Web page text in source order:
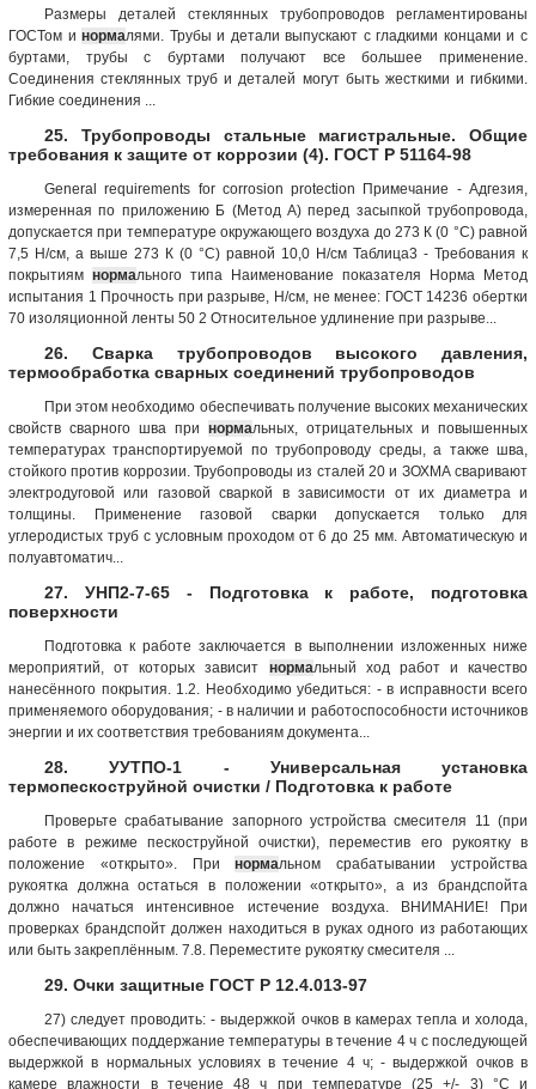
Размеры деталей стеклянных трубопроводов регламентированы
ГОСТом инормалями. Трубы и детали выпускают с гладкими концами и с
буртами, трубы с буртами получают все большее применение.
Соединения стеклянных труб и деталей могут быть жесткими и гибкими.
Гибкие соединения ...
25. Трубопроводы стальные магистральные. Общие
требования к защите от коррозии (4). ГОСТ Р 51164-98
General requirements for corrosion protection Примечание - Адгезия,
измеренная по приложению Б (Метод А) перед засыпкой трубопровода,
допускается при температуре окружающего воздуха до 273 К (0 °С) равной
7,5 Н/см, а выше 273 К (0 °С) равной 10,0 Н/см Таблица3 - Требования к
покрытиям нормального типа Наименование показателя Норма Метод
испытания 1 Прочность при разрыве, Н/см, не менее: ГОСТ 14236 обертки
70 изоляционной ленты 50 2 Относительное удлинение при разрыве...
26. Сварка трубопроводов высокого давления,
термообработка сварных соединений трубопроводов
При этом необходимо обеспечивать получение высоких механических
свойств сварного шва при нормальных, отрицательных и повышенных
температурах транспортируемой по трубопроводу среды, а также шва,
стойкого против коррозии. Трубопроводы из сталей 20 и ЗОХМА сваривают
электродуговой или газовой сваркой в зависимости от их диаметра и
толщины. Применение газовой сварки допускается только для
углеродистых труб с условным проходом от 6 до 25 мм. Автоматическую и
полуавтоматич...
27. УНП2-7-65 - Подготовка к работе, подготовка
поверхности
Подготовка к работе заключается в выполнении изложенных ниже
мероприятий, от которых зависит нормальный ход работ и качество
нанесённого покрытия. 1.2. Необходимо убедиться: - в исправности всего
применяемого оборудования; - в наличии и работоспособности источников
энергии и их соответствия требованиям документа...
28. УУТПО-1 - Универсальная установка
термопескоструйной очистки / Подготовка к работе
Проверьте срабатывание запорного устройства смесителя 11 (при
работе в режиме пескоструйной очистки), переместив его рукоятку в
положение «открыто». Принормальном срабатывании устройства
рукоятка должна остаться в положении «открыто», а из брандспойта
должно начаться интенсивное истечение воздуха. ВНИМАНИЕ! При
проверках брандспойт должен находиться в руках одного из работающих
или быть закреплённым. 7.8. Переместите рукоятку смесителя ...
29. Очки защитные ГОСТ Р 12.4.013-97
27) следует проводить: - выдержкой очков в камерах тепла и холода,
обеспечивающих поддержание температуры в течение 4 ч с последующей
выдержкой в нормальных условиях в течение 4 ч; - выдержкой очков в
камере влажности в течение 48 ч при температуре (25 +/- 3) °С и